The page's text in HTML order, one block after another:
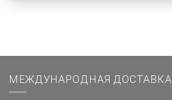
МЕЖДУНАРОДНАЯ ДОСТАВКА